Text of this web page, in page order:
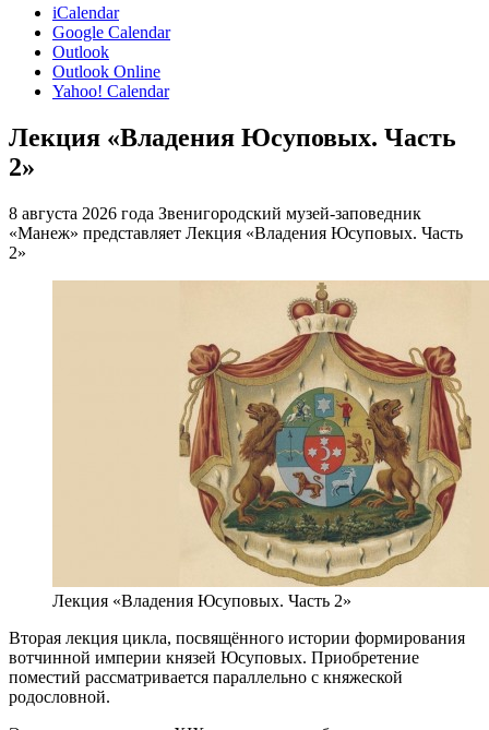
iCalendar
Google Calendar
Outlook
Outlook Online
Yahoo! Calendar
Лекция «Владения Юсуповых. Часть
2»
8 августа 2026 года Звенигородский музей-заповедник
«Манеж» представляет Лекция «Владения Юсуповых. Часть
2»
Лекция «Владения Юсуповых. Часть 2»
Вторая лекция цикла, посвящённого истории формирования
вотчинной империи князей Юсуповых. Приобретение
поместий рассматривается параллельно с княжеской
родословной.